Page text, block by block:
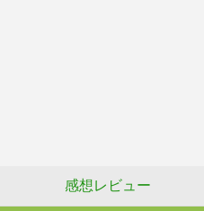
感想レビュー